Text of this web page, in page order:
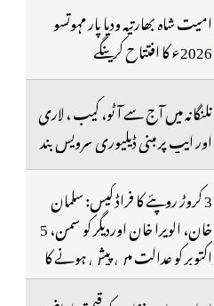
امیت شاہ بھارتیہ ودیا پار مہوتسو
2026ء کا افتتاح کرینگے
تلنگانہ میں آج سے آٹو، کیب ، لاری
اور ایپ پر مبنی ڈیلیوری سرویس بند
3 کروڑ روپئے کا فراڈ کیس: سلمان
خان، الویرا خان اوردیگر کو سمن، 5
اکتوبر کو عدالت میں پیش ہونے کا
حکم